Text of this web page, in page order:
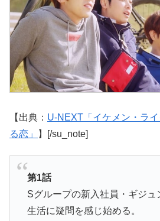
【出典： U-NEXT「イケメン・ラ
る恋」
】[/su_note]
第1話
Sグループの新入社員・ギジュ
生活に疑問を感じ始める。